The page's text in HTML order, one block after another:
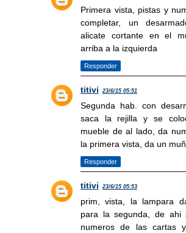
Primera vista, pistas y
completar, un
alicate cortante en el
arriba a la izquierda
Responder
titivi 23/6/15 05:51
Segunda hab. con
saca la rejilla y se
mueble de al lado, da
la primera vista, da un
Responder
titivi 23/6/15 05:53
prim, vista, la lampara
para la segunda, de ahi
numeros de las cartas